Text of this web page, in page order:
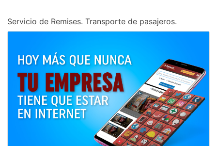
Servicio de Remises. Transporte de pasajeros.